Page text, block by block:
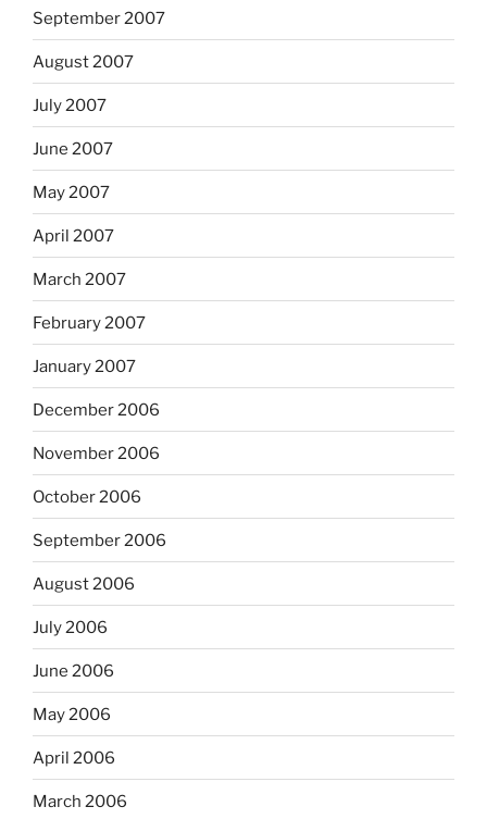
September 2007
August 2007
July 2007
June 2007
May 2007
April 2007
March 2007
February 2007
January 2007
December 2006
November 2006
October 2006
September 2006
August 2006
July 2006
June 2006
May 2006
April 2006
March 2006